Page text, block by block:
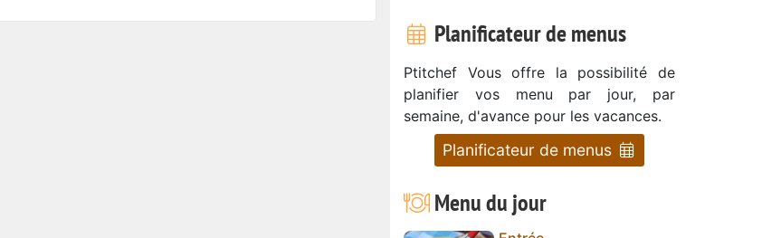
Planificateur de menus
Ptitchef Vous offre la possibilité de
planifier vos menu par jour, par
semaine, d'avance pour les vacances.
Planificateur de menus
Menu du jour